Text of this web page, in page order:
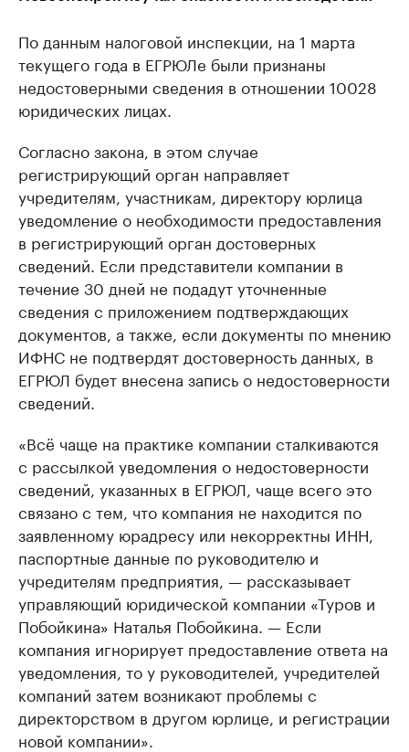
По данным налоговой инспекции, на 1 марта
текущего года в ЕГРЮЛе были признаны
недостоверными сведения в отношении 10028
юридических лицах.
Согласно закона, в этом случае
регистрирующий орган направляет
учредителям, участникам, директору юрлица
уведомление о необходимости предоставления
в регистрирующий орган достоверных
сведений. Если представители компании в
течение 30 дней не подадут уточненные
сведения с приложением подтверждающих
документов, а также, если документы по мнению
ИФНС не подтвердят достоверность данных, в
ЕГРЮЛ будет внесена запись о недостоверности
сведений.
«Всё чаще на практике компании сталкиваются
с рассылкой уведомления о недостоверности
сведений, указанных в ЕГРЮЛ, чаще всего это
связано с тем, что компания не находится по
заявленному юрадресу или некорректны ИНН,
паспортные данные по руководителю и
учредителям предприятия, — рассказывает
управляющий юридической компании «Туров и
Побойкина» Наталья Побойкина. — Если
компания игнорирует предоставление ответа на
уведомления, то у руководителей, учредителей
компаний затем возникают проблемы с
директорством в другом юрлице, и регистрации
новой компании».